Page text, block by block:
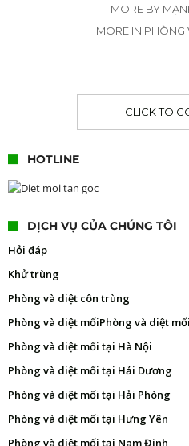
MORE BY
MORE IN PHÒNG
CLICK TO
HOTLINE
DỊCH VỤ CỦA CHÚNG TÔI
Hỏi đáp
Khử trùng
Phòng và diệt côn trùng
Phòng và diệt mốiPhòng và diệt
Phòng và diệt mối tại Hà Nội
Phòng và diệt mối tại Hải Dương
Phòng và diệt mối tại Hải Phòng
Phòng và diệt mối tại Hưng Yên
Phòng và diệt mối tại Nam Định